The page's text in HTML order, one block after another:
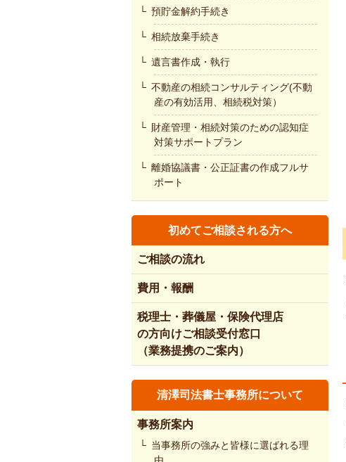
預貯金解約手続き
相続放棄手続き
遺言書作成・執行
不動産の相続コンサルティング(不動
産の有効活用、相続税対策）
財産管理・相続対策のための認知症
対策サポートプラン
離婚協議書・公正証書の作成フルサ
ポート
初めてご相談される方へ
ご相談の流れ
費用・報酬
税理士・葬儀屋・保険代理店
の方向けご相談受付窓口
（業務提携のご案内）
清澤司法書士事務所について
事務所案内
当事務所の強みと皆様に選ばれる理
由